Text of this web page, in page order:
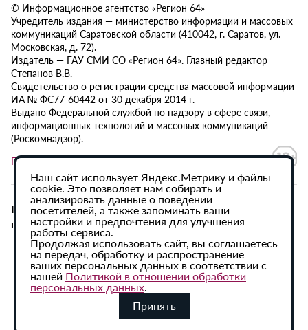
© Информационное агентство «Регион 64»
Учредитель издания — министерство информации и массовых
коммуникаций Саратовской области (410042, г. Саратов, ул.
Московская, д. 72).
Издатель — ГАУ СМИ СО «Регион 64». Главный редактор
Степанов В.В.
Свидетельство о регистрации средства массовой информации
ИА № ФС77-60442 от 30 декабря 2014 г.
Выдано Федеральной службой по надзору в сфере связи,
информационных технологий и массовых коммуникаций
(Роскомнадзор).
Политика в отношении обработки персональных данных
При использовании материалов сайта активная
гиперссылка на ИА «Регион 64» обязательна.
Наш сайт использует Яндекс.Метрику и файлы
cookie. Это позволяет нам собирать и
анализировать данные о поведении
посетителей, а также запоминать ваши
настройки и предпочтения для улучшения
работы сервиса.
Продолжая использовать сайт, вы соглашаетесь
на передач, обработку и распространение
ваших персональных данных в соответствии с
нашей Политикой в отношении обработки
персональных данных.
Принять